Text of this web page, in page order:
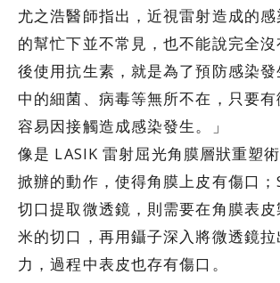
尤之浩醫師指出，近視雷射造成的
的幫忙下並不常見，也不能說完全
後使用抗生素，就是為了預防感染
中的細菌、病毒等無所不在，只要
容易因接觸造成感染發生。」
像是 LASIK 雷射屈光角膜層狀重塑術
掀辦的動作，使得角膜上皮有傷口
切口提取微透鏡，則需要在角膜表
米的切口，再用鑷子深入將微透鏡
力，過程中表皮也存有傷口。